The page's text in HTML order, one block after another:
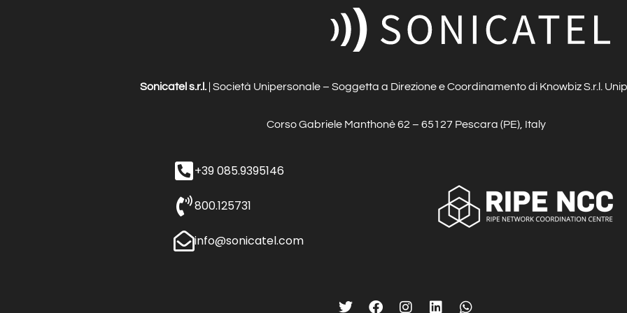
Sonicatel s.r.l. | Società Unipersonale – Soggetta a Direzione e Coordinamento di Knowbiz S.r.l.
Corso Gabriele Manthonè62 – 65127 Pescara (PE), Italy
+39 085.9395146
800.125731
info@sonicatel.com